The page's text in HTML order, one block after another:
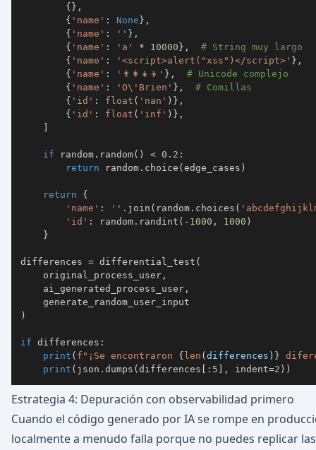
{} ,
{ 'name' : None} ,
{ 'name' : '' } ,
{ 'name' : 'a' * 10000} ,
# String muy largo
{ 'name' : '<script>alert("xss")</script>' } ,
{ 'name' : '👨‍👩‍👧‍👦' } ,
# Unicode complejo
{ 'name' : 'O\'Brien' } ,
# Comillas
{ 'id' : float ( 'nan' ) } ,
{ 'id' : float ( 'inf' ) } ,
]
if random . random( ) < 0.2 :
return random . choice (edge_cases )
return
{
'name' : '' . join ( random . choices (
'id' : random . randint ( - 1000 , 1000 )
}
differences = differential_test (
    original_process_user
,
    ai_generated_process_user
,
)
if differences :
print ( f"¡Se encontraron {len (differences ) }
print ( json . dumps (differences [ : 5 ] , indent=2 ) )
Estrategia 4: Depuración con observabilidad primero
Cuando el código generado por IA se rompe en
localmente a menudo falla porque no puedes replicar